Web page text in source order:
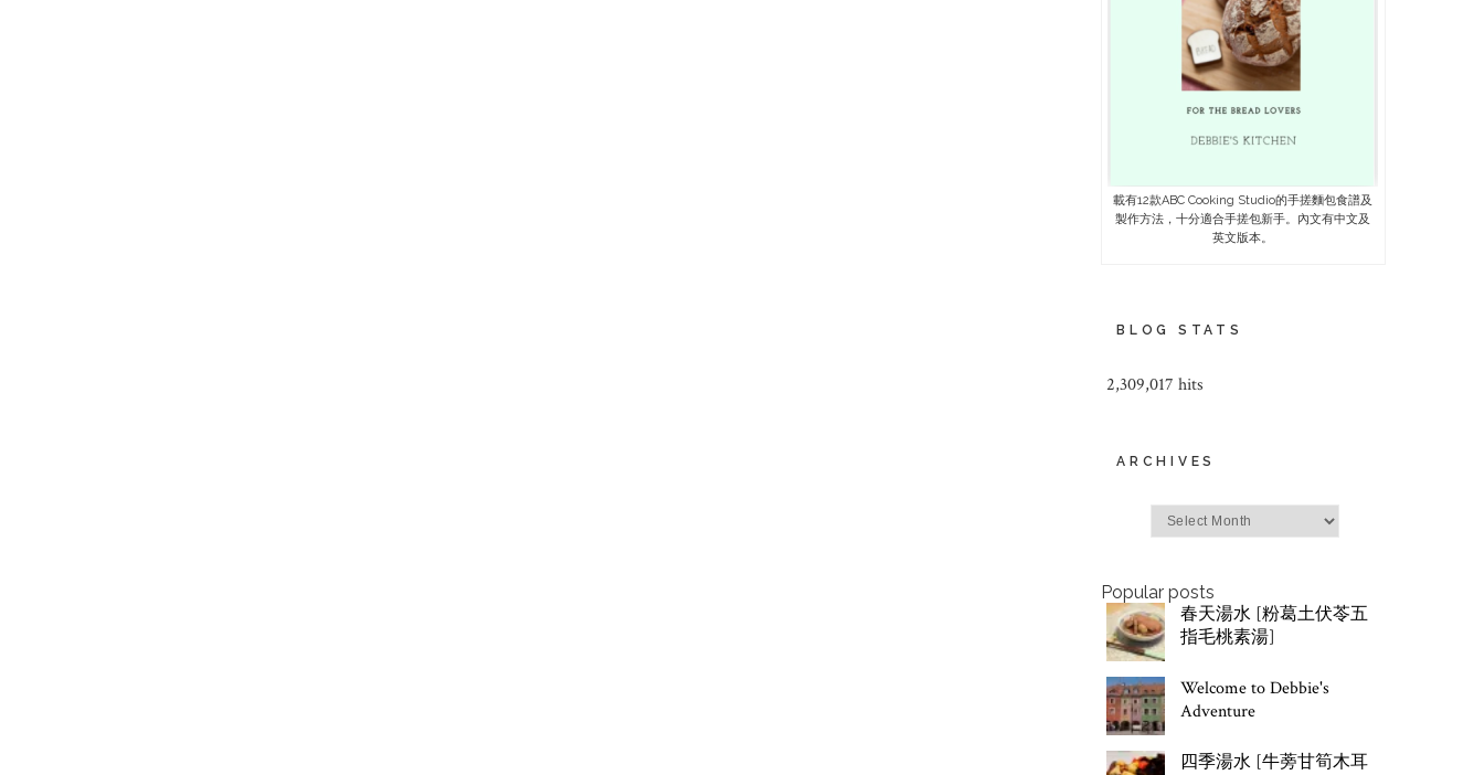
載有12款ABC Cooking Studio的手搓麵包食譜及
製作方法，十分適合手搓包新手。內文有中文及
英文版本。
BLOG STATS
2,309,017 hits
ARCHIVES
Popular posts
春天湯水 [粉葛土伏苓五
指毛桃素湯]
Welcome to Debbie's
Adventure
四季湯水 [牛蒡甘筍木耳